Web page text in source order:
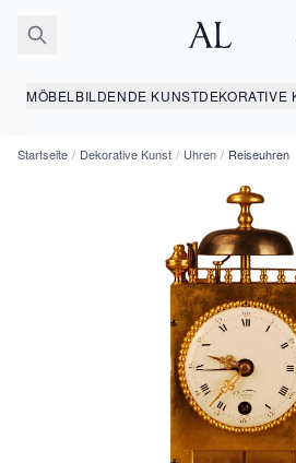
MÖBEL BILDENDE KUNSTDEKORATIVE
Startseite / Dekorative Kunst / Uhren / Reiseuhren